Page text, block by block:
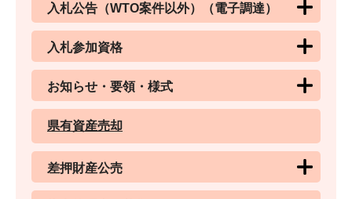
入札公告（WTO案件以外）（電子調達）
入札参加資格
お知らせ・要領・様式
県有資産売却
差押財産公売